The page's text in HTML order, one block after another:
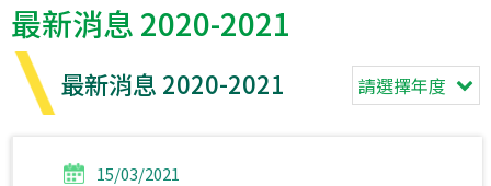
最新消息 2020-2021
最新消息 2020-2021 請選擇年度
15/03/2021